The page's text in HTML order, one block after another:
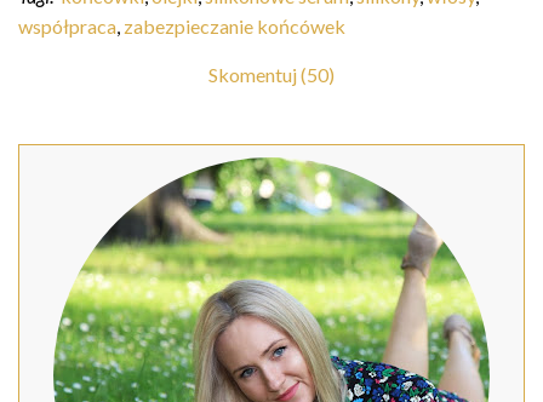
współpraca, zabezpieczanie końcówek
Skomentuj (50)